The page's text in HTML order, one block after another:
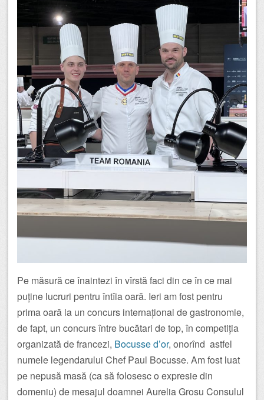
Pe măsură ce înaintezi în vîrstă faci din ce în ce mai
puține lucruri pentru întîia oară. Ieri am fost pentru
prima oară la un concurs internațional de gastronomie,
de fapt, un concurs între bucătari de top, în competiția
organizată de francezi, Bocusse d’or, onorînd astfel
numele legendarului Chef Paul Bocusse. Am fost luat
pe nepusă masă (ca să folosesc o expresie din
domeniu) de mesajul doamnei Aurelia Grosu Consulul